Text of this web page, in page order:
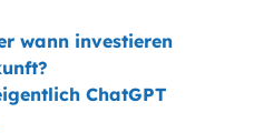
wann investieren
ChatGPT